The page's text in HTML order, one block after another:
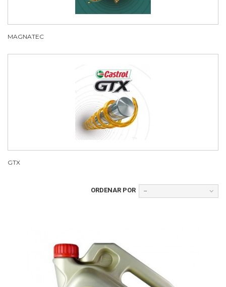
MAGNATEC
GTX
ORDENAR POR --